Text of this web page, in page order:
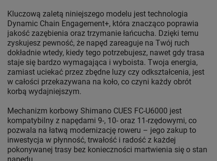
Kluczową zaletą niniejszego modelu jest technologia
Dynamic Chain Engagement+, która znacząco poprawia
jakość zazębienia oraz trzymanie łańcucha. Dzięki temu
zyskujesz pewność, że napęd zareaguje na Twój ruch
dokładnie wtedy, kiedy tego potrzebujesz, nawet gdy trasa
staje się bardzo wymagająca i wyboista. Twoja energia,
zamiast uciekać przez zbędne luzy czy odkształcenia, jest
w całości przekazywana na koło, co czyni każdy obrót
korbą wydajniejszym.
Mechanizm korbowy Shimano CUES FC-U6000 jest
kompatybilny z napędami 9-, 10- oraz 11-rzędowymi, co
pozwala na łatwą modernizację roweru – jego zakup to
inwestycja w płynność, trwałość i radość z każdej
pokonywanej trasy bez konieczności martwienia się o stan